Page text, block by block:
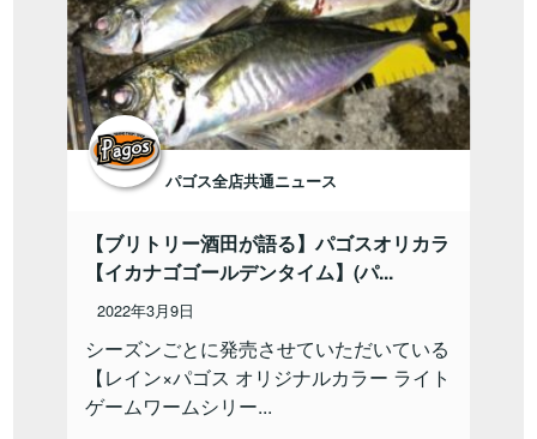
パゴス全店共通ニュース
【ブリトリー酒田が語る】パゴスオリカラ
【イカナゴゴールデンタイム】(パ...
2022年3月9日
シーズンごとに発売させていただいている
【レイン×パゴス オリジナルカラー ライト
ゲームワームシリー...